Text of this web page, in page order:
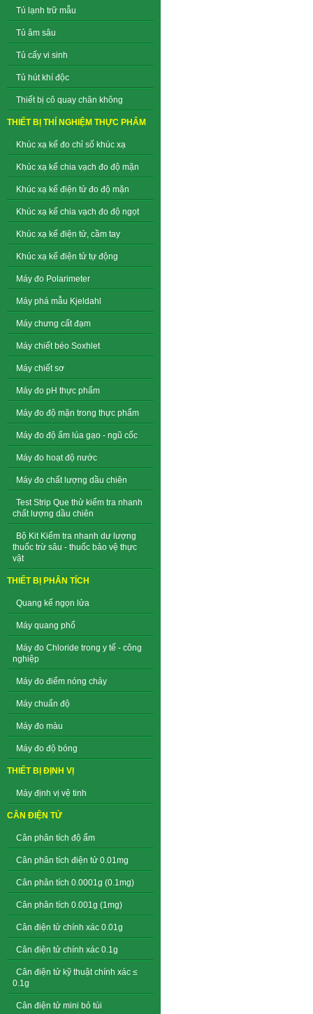
Tủ lạnh trữ mẫu
Tủ âm sâu
Tủ cấy vi sinh
Tủ hút khí độc
Thiết bị cô quay chân không
THIẾT BỊ THÍ NGHIỆM THỰC PHẨM
Khúc xạ kế đo chỉ số khúc xạ
Khúc xạ kế chia vạch đo độ mặn
Khúc xạ kế điện tử đo độ mặn
Khúc xạ kế chia vạch đo độ ngọt
Khúc xạ kế điện tử, cầm tay
Khúc xạ kế điện tử tự động
Máy đo Polarimeter
Máy phá mẫu Kjeldahl
Máy chưng cất đạm
Máy chiết béo Soxhlet
Máy chiết sơ
Máy đo pH thực phẩm
Máy đo độ mặn trong thực phẩm
Máy đo độ ẩm lúa gạo - ngũ cốc
Máy đo hoạt độ nước
Máy đo chất lượng dầu chiên
Test Strip Que thử kiểm tra nhanh
chất lượng dầu chiên
Bộ Kit Kiểm tra nhanh dư lượng
thuốc trừ sâu - thuốc bảo vệ thực
vật
THIẾT BỊ PHÂN TÍCH
Quang kế ngọn lửa
Máy quang phổ
Máy đo Chloride trong y tế - công
nghiệp
Máy đo điểm nóng chảy
Máy chuẩn độ
Máy đo màu
Máy đo độ bóng
THIẾT BỊ ĐỊNH VỊ
Máy định vị vệ tinh
CÂN ĐIỆN TỬ
Cân phân tích độ ẩm
Cân phân tích điện tử 0.01mg
Cân phân tích 0.0001g (0.1mg)
Cân phân tích 0.001g (1mg)
Cân điện tử chính xác 0.01g
Cân điện tử chính xác 0.1g
Cân điện tử kỹ thuật chính xác ≤
0.1g
Cân điện tử mini bỏ túi